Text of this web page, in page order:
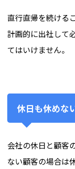
直行直帰を続ける
計画的に出社して
てはいけません。
休日も休めな
会社の休日と顧客
ない顧客の場合は